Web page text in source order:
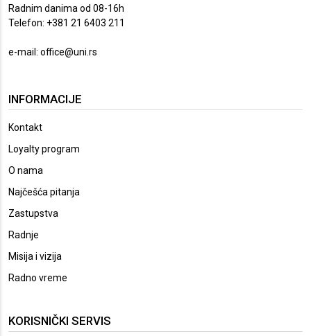
Radnim danima od 08-16h
Telefon: +381 21 6403 211
e-mail: office@uni.rs
INFORMACIJE
Kontakt
Loyalty program
O nama
Najčešća pitanja
Zastupstva
Radnje
Misija i vizija
Radno vreme
KORISNIČKI SERVIS